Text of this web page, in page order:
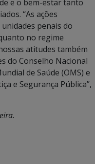
e o bem-estar tanto
“As ações
penais do
no regime
atitudes também
do Conselho Nacional
de Saúde (OMS) e
e Segurança Pública”,